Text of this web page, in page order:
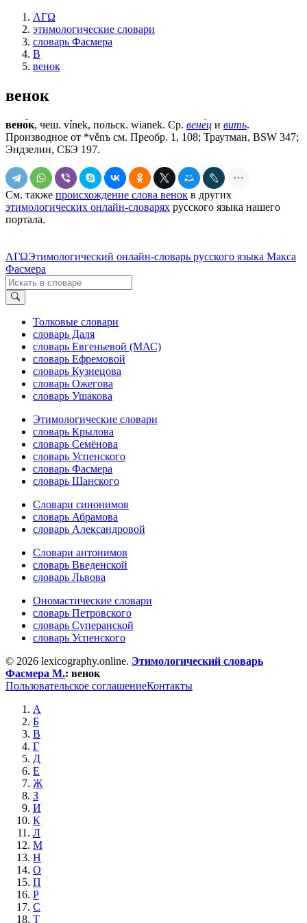
ΛΓΩ
этимологические словари
словарь Фасмера
В
венок
венок
вено́к, чеш. vínek, польск. wianek. Ср. вене́ц и вить.
Производное от *věnъ см. Преобр. 1, 108; Траутман, BSW 347;
Эндзелин, СБЭ 197.
См. также происхождение слова венок в других
этимологических онлайн-словарях русского языка нашего
портала.
ΛΓΩЭтимологический онлайн-словарь русского языка Макса
Фасмера
Толковые словари
словарь Даля
словарь Евгеньевой (МАС)
словарь Ефремовой
словарь Кузнецова
словарь Ожегова
словарь Ушакова
Этимологические словари
словарь Крылова
словарь Семёнова
словарь Успенского
словарь Фасмера
словарь Шанского
Словари синонимов
словарь Абрамова
словарь Александровой
Словари антонимов
словарь Введенской
словарь Львова
Ономастические словари
словарь Петровского
словарь Суперанской
словарь Успенского
© 2026 lexicography.online. Этимологический словарь
Фасмера М.: венок
Пользовательское соглашениеКонтакты
А
Б
В
Г
Д
Е
Ж
З
И
К
Л
М
Н
О
П
Р
С
Т